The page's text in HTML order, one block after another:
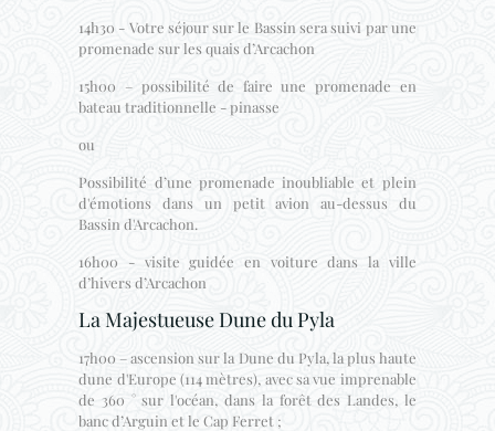
14h30 - Votre séjour sur le Bassin sera suivi par une
promenade sur les quais d’Arcachon
15h00 – possibilité de faire une promenade en
bateau traditionnelle - pinasse
ou
Possibilité d’une promenade inoubliable et plein
d'émotions dans un petit avion au-dessus du
Bassin d'Arcachon.
16h00 - visite guidée en voiture dans la ville
d’hivers d’Arcachon
La Majestueuse Dune du Pyla
17h00 – ascension sur la Dune du Pyla, la plus haute
dune d'Europe (114 mètres), avec sa vue imprenable
de 360 ° sur l'océan, dans la forêt des Landes, le
banc d’Arguin et le Cap Ferret ;